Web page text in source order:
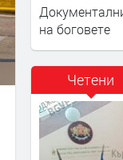
на боговете
Четени